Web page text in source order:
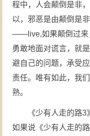
程中，人会颠倒是非
以，邪恶是由颠倒是
——live,如果颠倒过来
勇敢地面对谎言，就
避自己的问题，承受
责任。唯有如此，我
熟。
《少有人走的路3》
如果说《少有人走的